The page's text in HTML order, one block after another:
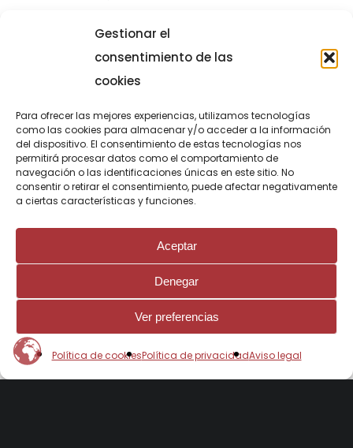
Gestionar el
consentimiento de las
cookies
Para ofrecer las mejores experiencias, utilizamos tecnologías
como las cookies para almacenar y/o acceder a la información
del dispositivo. El consentimiento de estas tecnologías nos
permitirá procesar datos como el comportamiento de
navegación o las identificaciones únicas en este sitio. No
consentir o retirar el consentimiento, puede afectar negativamente
a ciertas características y funciones.
Aceptar
Denegar
Ver preferencias
Política de cookiesPolítica de privacidadAviso legal